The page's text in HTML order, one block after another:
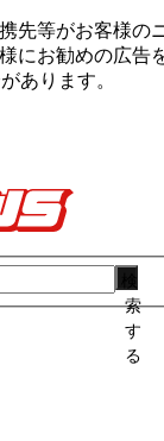
先等がお客様の
にお勧めの広告
あります。
索
す
る